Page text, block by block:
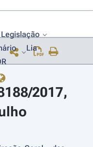
Legislação
Lia
2017,